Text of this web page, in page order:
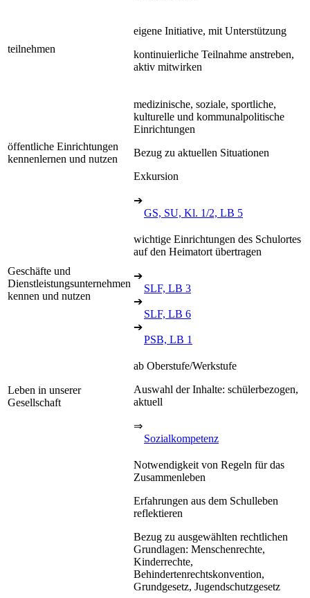
teilnehmen
eigene Initiative, mit Unterstützung
kontinuierliche Teilnahme anstreben,
aktiv mitwirken
öffentliche Einrichtungen
kennenlernen und nutzen
medizinische, soziale, sportliche,
kulturelle und kommunalpolitische
Einrichtungen
Bezug zu aktuellen Situationen
Exkursion
➔
GS, SU, Kl. 1/2, LB 5
Geschäfte und
Dienstleistungsunternehmen
kennen und nutzen
wichtige Einrichtungen des Schulortes
auf den Heimatort übertragen
➔
SLF, LB 3
➔
SLF, LB 6
➔
PSB, LB 1
Leben in unserer
Gesellschaft
ab Oberstufe/Werkstufe
Auswahl der Inhalte: schülerbezogen,
aktuell
⇒
Sozialkompetenz
Notwendigkeit von Regeln für das
Zusammenleben
Erfahrungen aus dem Schulleben
reflektieren
Bezug zu ausgewählten rechtlichen
Grundlagen: Menschenrechte,
Kinderrechte,
Behindertenrechtskonvention,
Grundgesetz, Jugendschutzgesetz